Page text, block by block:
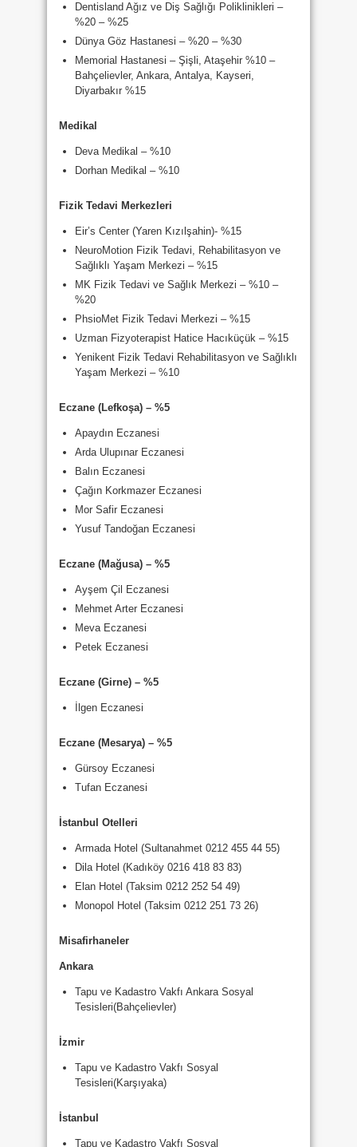
Dentisland Ağız ve Diş Sağlığı Poliklinikleri –
%20 – %25
Dünya Göz Hastanesi – %20 – %30
Memorial Hastanesi – Şişli, Ataşehir %10 –
Bahçelievler, Ankara, Antalya, Kayseri,
Diyarbakır %15
Medikal
Deva Medikal – %10
Dorhan Medikal – %10
Fizik Tedavi Merkezleri
Eir’s Center (Yaren Kızılşahin)- %15
NeuroMotion Fizik Tedavi, Rehabilitasyon ve
Sağlıklı Yaşam Merkezi – %15
MK Fizik Tedavi ve Sağlık Merkezi – %10 –
%20
PhsioMet Fizik Tedavi Merkezi – %15
Uzman Fizyoterapist Hatice Hacıküçük – %15
Yenikent Fizik Tedavi Rehabilitasyon ve Sağlıklı
Yaşam Merkezi – %10
Eczane (Lefkoşa) – %5
Apaydın Eczanesi
Arda Ulupınar Eczanesi
Balın Eczanesi
Çağın Korkmazer Eczanesi
Mor Safir Eczanesi
Yusuf Tandoğan Eczanesi
Eczane (Mağusa) – %5
Ayşem Çil Eczanesi
Mehmet Arter Eczanesi
Meva Eczanesi
Petek Eczanesi
Eczane (Girne) – %5
İlgen Eczanesi
Eczane (Mesarya) – %5
Gürsoy Eczanesi
Tufan Eczanesi
İstanbul Otelleri
Armada Hotel (Sultanahmet 0212 455 44 55)
Dila Hotel (Kadıköy 0216 418 83 83)
Elan Hotel (Taksim 0212 252 54 49)
Monopol Hotel (Taksim 0212 251 73 26)
Misafirhaneler
Ankara
Tapu ve Kadastro Vakfı Ankara Sosyal
Tesisleri(Bahçelievler)
İzmir
Tapu ve Kadastro Vakfı Sosyal
Tesisleri(Karşıyaka)
İstanbul
Tapu ve Kadastro Vakfı Sosyal